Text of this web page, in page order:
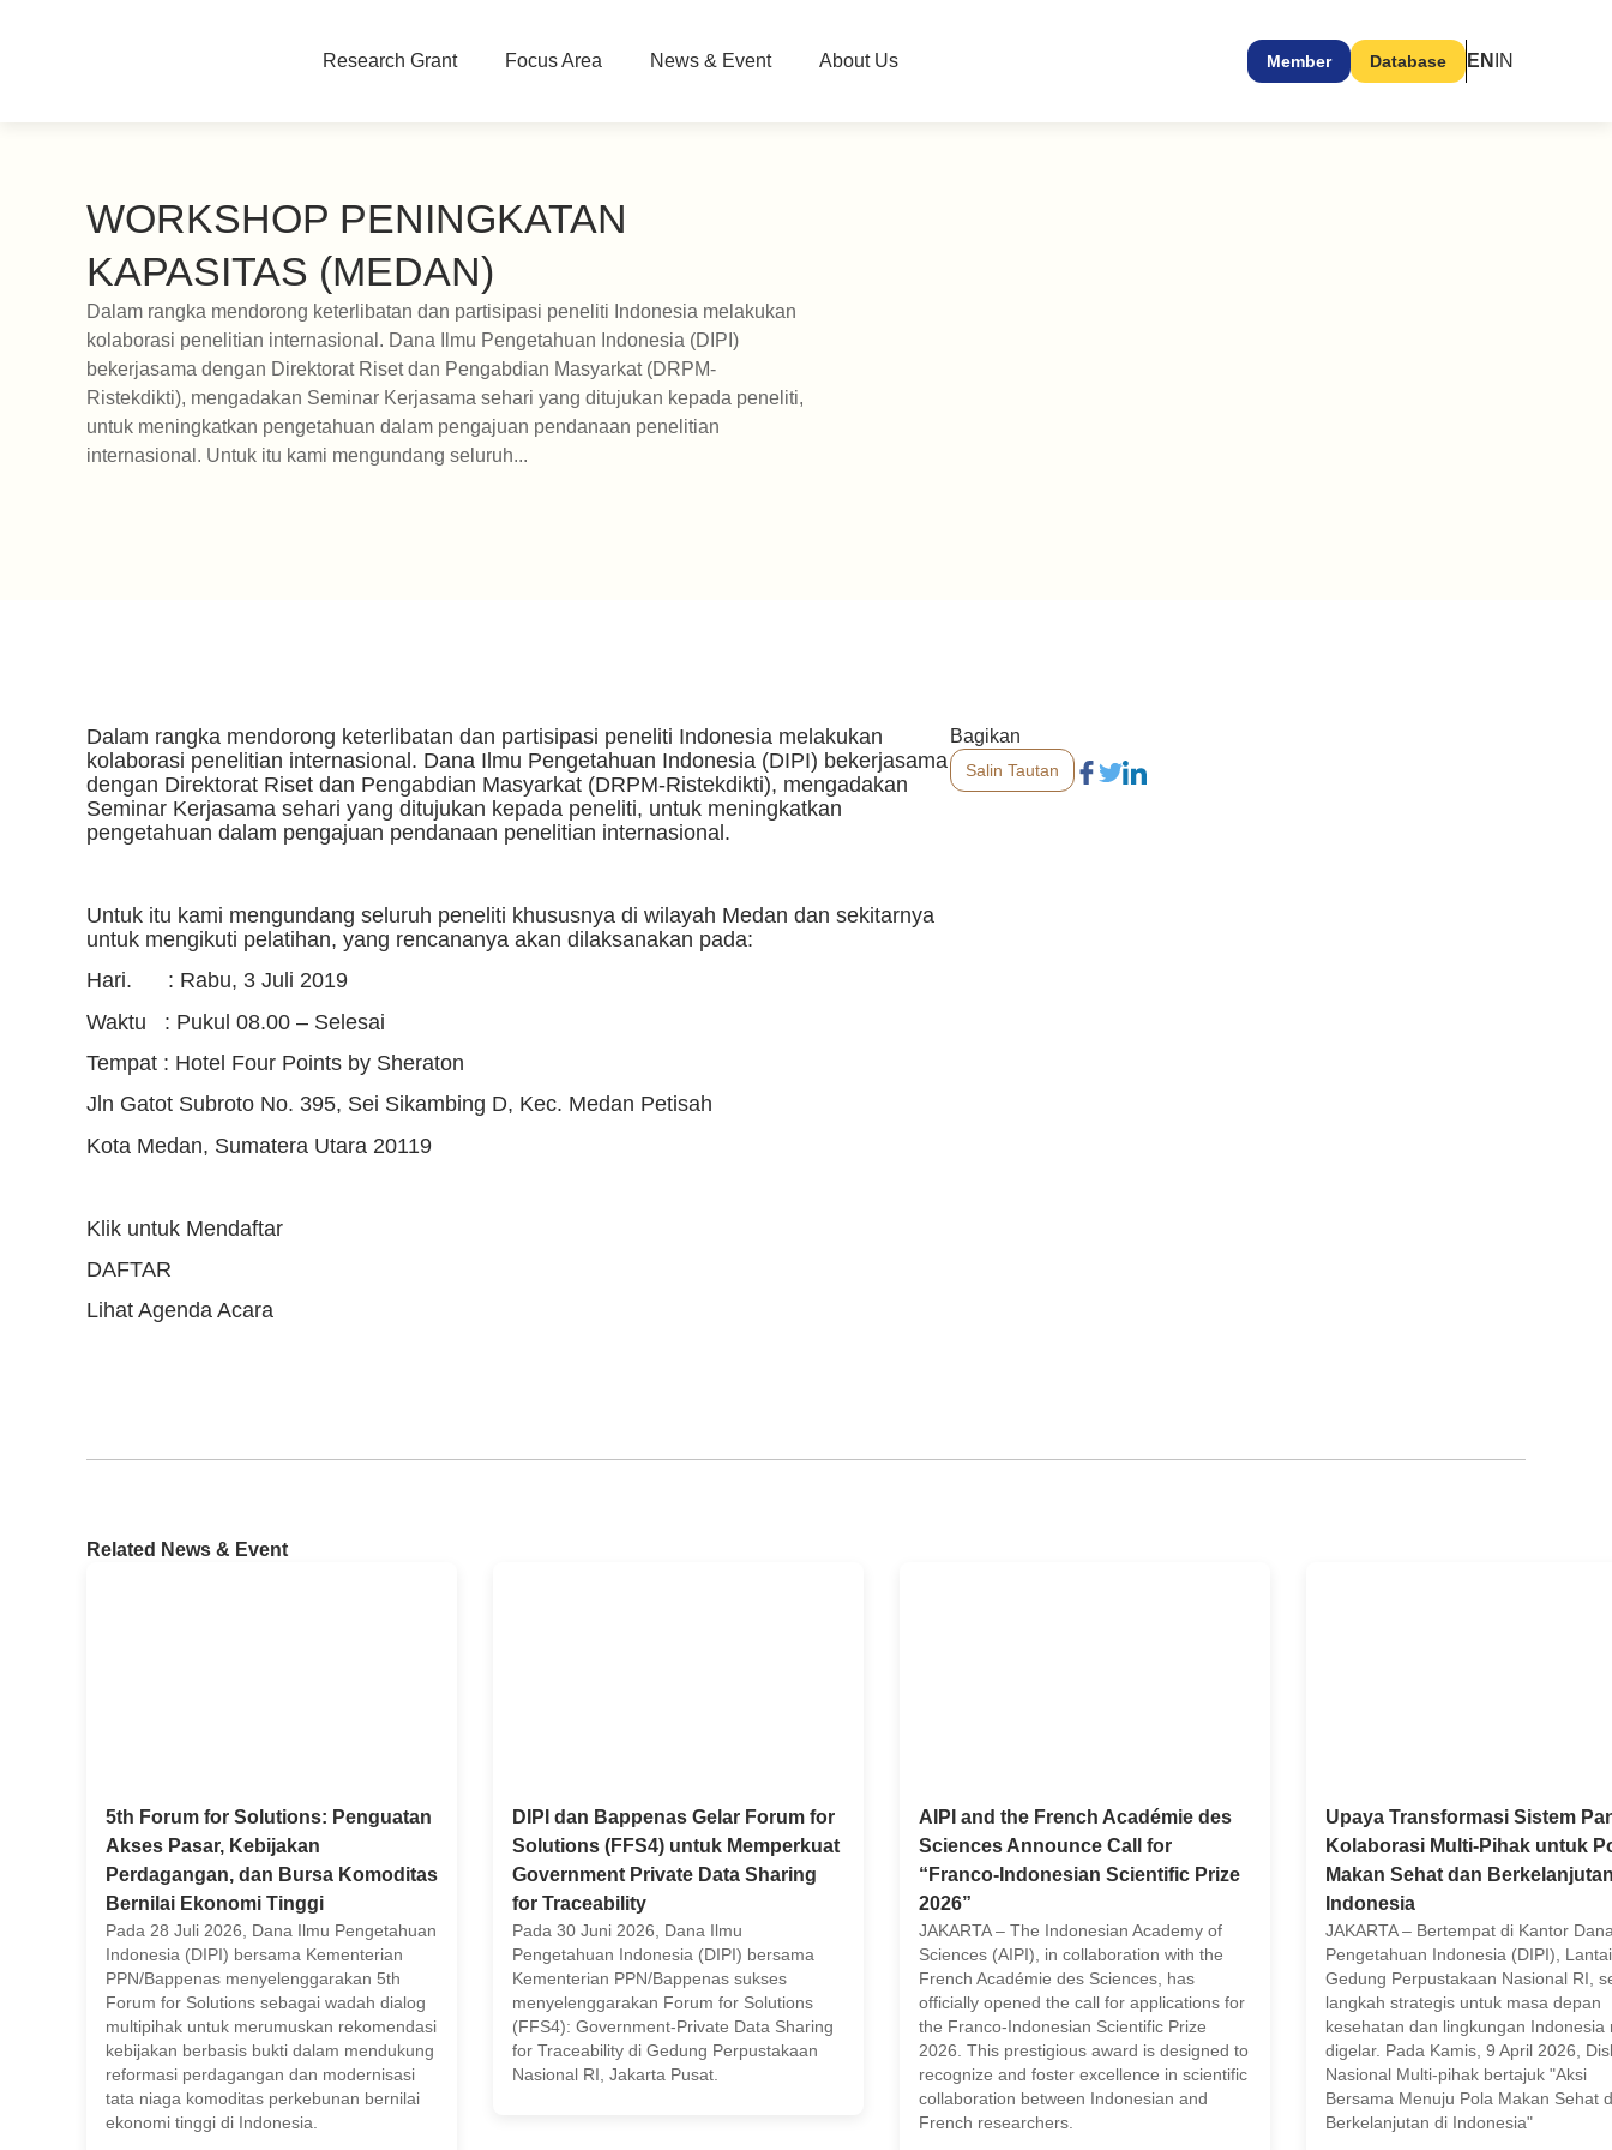
Research Grant Focus Area News & Event About Us Member Database EN IN
WORKSHOP PENINGKATAN
KAPASITAS (MEDAN)
Dalam rangka mendorong keterlibatan dan partisipasi peneliti Indonesia melakukan
kolaborasi penelitian internasional. Dana Ilmu Pengetahuan Indonesia (DIPI)
bekerjasama dengan Direktorat Riset dan Pengabdian Masyarkat (DRPM-
Ristekdikti), mengadakan Seminar Kerjasama sehari yang ditujukan kepada peneliti,
untuk meningkatkan pengetahuan dalam pengajuan pendanaan penelitian
internasional. Untuk itu kami mengundang seluruh...
Dalam rangka mendorong keterlibatan dan partisipasi peneliti Indonesia melakukan
kolaborasi penelitian internasional. Dana Ilmu Pengetahuan Indonesia (DIPI) bekerjasama
dengan Direktorat Riset dan Pengabdian Masyarkat (DRPM-Ristekdikti), mengadakan
Seminar Kerjasama sehari yang ditujukan kepada peneliti, untuk meningkatkan
pengetahuan dalam pengajuan pendanaan penelitian internasional.
Untuk itu kami mengundang seluruh peneliti khususnya di wilayah Medan dan sekitarnya
untuk mengikuti pelatihan, yang rencananya akan dilaksanakan pada:
Hari. : Rabu, 3 Juli 2019
Waktu : Pukul 08.00 – Selesai
Tempat : Hotel Four Points by Sheraton
Jln Gatot Subroto No. 395, Sei Sikambing D, Kec. Medan Petisah
Kota Medan, Sumatera Utara 20119
Klik untuk Mendaftar
DAFTAR
Lihat Agenda Acara
Bagikan
Salin Tautan
Related News & Event
5th Forum for Solutions: Penguatan
Akses Pasar, Kebijakan
Perdagangan, dan Bursa Komoditas
Bernilai Ekonomi Tinggi
Pada 28 Juli 2026, Dana Ilmu Pengetahuan
Indonesia (DIPI) bersama Kementerian
PPN/Bappenas menyelenggarakan 5th
Forum for Solutions sebagai wadah dialog
multipihak untuk merumuskan rekomendasi
kebijakan berbasis bukti dalam mendukung
reformasi perdagangan dan modernisasi
tata niaga komoditas perkebunan bernilai
ekonomi tinggi di Indonesia.
DIPI dan Bappenas Gelar Forum for
Solutions (FFS4) untuk Memperkuat
Government Private Data Sharing
for Traceability
Pada 30 Juni 2026, Dana Ilmu
Pengetahuan Indonesia (DIPI) bersama
Kementerian PPN/Bappenas sukses
menyelenggarakan Forum for Solutions
(FFS4): Government-Private Data Sharing
for Traceability di Gedung Perpustakaan
Nasional RI, Jakarta Pusat.
AIPI and the French Académie des
Sciences Announce Call for
“Franco-Indonesian Scientific Prize
2026”
JAKARTA – The Indonesian Academy of
Sciences (AIPI), in collaboration with the
French Académie des Sciences, has
officially opened the call for applications for
the Franco-Indonesian Scientific Prize
2026. This prestigious award is designed to
recognize and foster excellence in scientific
collaboration between Indonesian and
French researchers.
Upaya Transformasi Sistem
Kolaborasi Multi-Pihak untuk
Makan Sehat dan
Indonesia
JAKARTA – Bertempat di Kantor
Pengetahuan Indonesia (DIPI),
Gedung Perpustakaan Nasional RI,
langkah strategis untuk masa depan
kesehatan dan lingkungan Indonesia
digelar. Pada Kamis, 9 April 2026,
Nasional Multi-pihak bertajuk "Aksi
Bersama Menuju Pola Makan Sehat
Berkelanjutan di Indonesia"